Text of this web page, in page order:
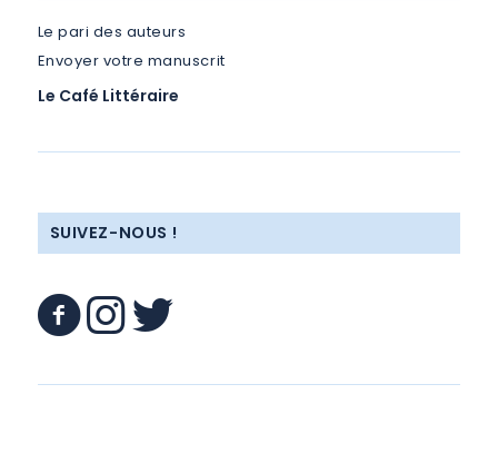
Le pari des auteurs
Envoyer votre manuscrit
Le Café Littéraire
SUIVEZ-NOUS !